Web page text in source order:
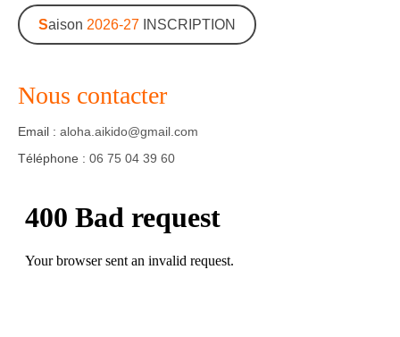
Agenda – Inscription
Communication
Photos-Presse
Saison 2026-27INSCRIPTION
Nous contacter
Email : aloha.aikido@gmail.com
Téléphone : 06 75 04 39 60